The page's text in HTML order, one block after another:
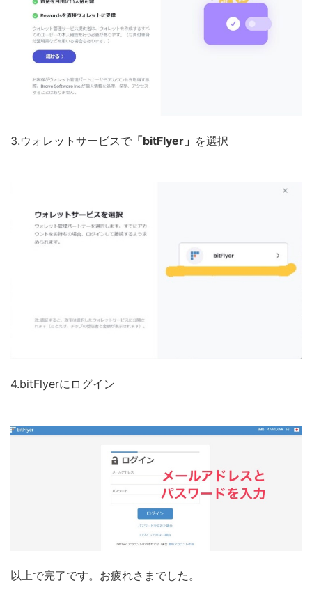
3.ウォレットサービスで 「bitFlyer」 を選択
4.bitFlyerにログイン
以上で完了です。お疲れさまでした。